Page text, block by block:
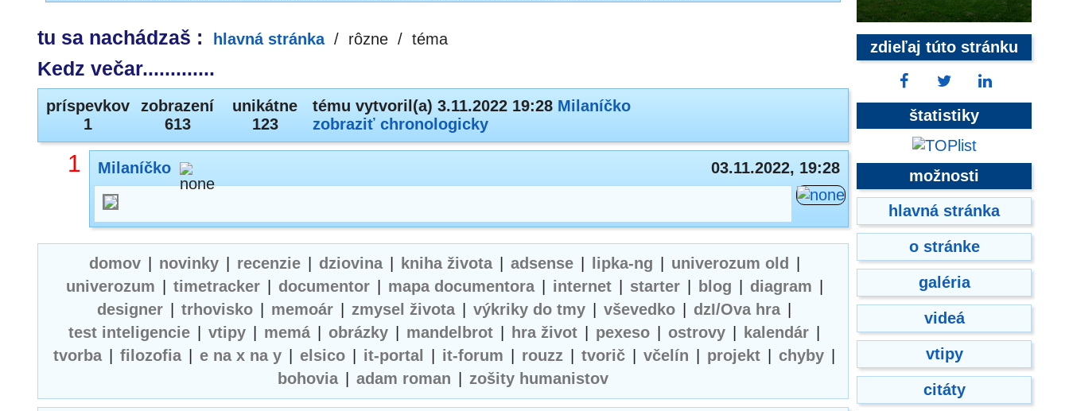
tu sa nachádzaš : hlavná stránka / rôzne / téma
Kedz večar.............
príspevkov
1
zobrazení
613
unikátne
123
tému vytvoril(a) 3.11.2022 19:28 Milaníčko
zobraziť chronologicky
1 Milaníčko 03.11.2022, 19:28
domov novinky recenzie dziovina kniha života adsense lipka-ng univerozum old
univerozum
timetracker documentor mapa documentora internet starter blog diagram
designer
trhovisko memoár zmysel života výkriky do tmy vševedko dzI/Ova hra
test inteligencie
vtipy memá obrázky mandelbrot hra život pexeso ostrovy kalendár
tvorba
filozofia e na x na y elsico it-portal it-forum rouzz tvorič včelín projekt chyby
bohovia
adam roman zošity humanistov
zdieľaj túto stránku
štatistiky
možnosti
hlavná stránka
o stránke
galéria
videá
vtipy
citáty